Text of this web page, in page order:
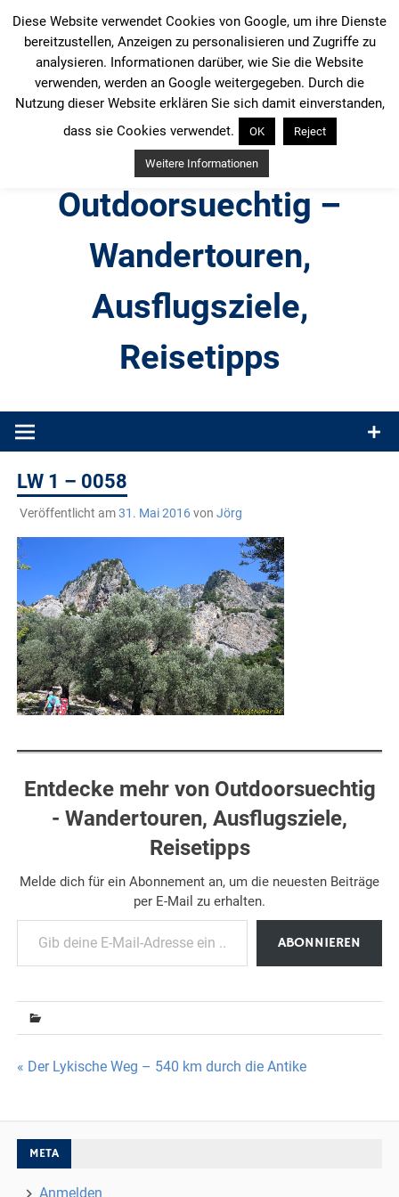
Inhalt
springen
Outdoorsuechtig –
Wandertouren,
Ausflugsziele,
Reisetipps
Produkttests und Buchrezensionen. Ein Blog für alle, die gern
LW 1 – 0058
Veröffentlicht am31. Mai 2016von Jörg
Entdecke mehr von Outdoorsuechtig
- Wandertouren, Ausflugsziele,
Reisetipps
Melde dich für ein Abonnement an, um die neuesten Beiträge
per E-Mail zu erhalten.
Gib deine E-Mail-Adresse ein ...
ABONNIEREN
Beitragsnavigation
« Der Lykische Weg – 540 km durch die Antike
META
Anmelden
Diese Website verwendet Cookies von Google, um ihre Dienste
bereitzustellen, Anzeigen zu personalisieren und Zugriffe zu
analysieren. Informationen darüber, wie Sie die Website
verwenden, werden an Google weitergegeben. Durch die
Nutzung dieser Website erklären Sie sich damit einverstanden,
dass sie Cookies verwendet.
OK Reject
Weitere Informationen